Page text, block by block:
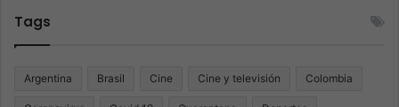
Tags
Argentina Brasil Cine Cine y televisión Colombia